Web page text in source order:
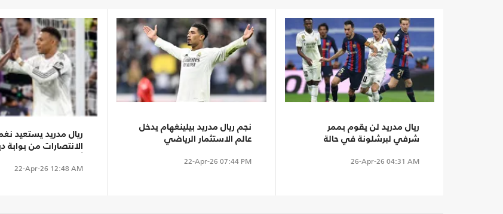
ريال مدريد لن يقوم بممر
شرفي لبرشلونة في حالة
26-Apr-26 04:31 AM
نجم ريال مدريد بيلينغهام يدخل
عالم الاستثمار الرياضي
22-Apr-26 07:44 PM
ريال مدريد يستعيد
الانتصارات من بوابة
22-Apr-26 12:48 AM